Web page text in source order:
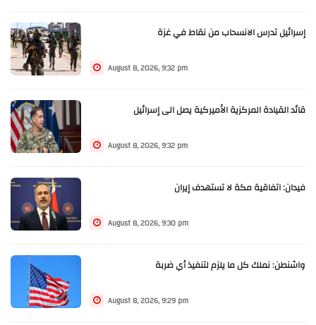
إسرائيل تدرس الانسحاب من نقاط في غزة
August 8, 2026, 9:32 pm
قائد القيادة المركزية الأميركية يصل الى إسرائيل
August 8, 2026, 9:32 pm
فيدان: اتفاقية مكة لا تستهدف إيران
August 8, 2026, 9:30 pm
واشنطن: نملك كل ما يلزم لتنفيذ أي ضربة
August 8, 2026, 9:29 pm